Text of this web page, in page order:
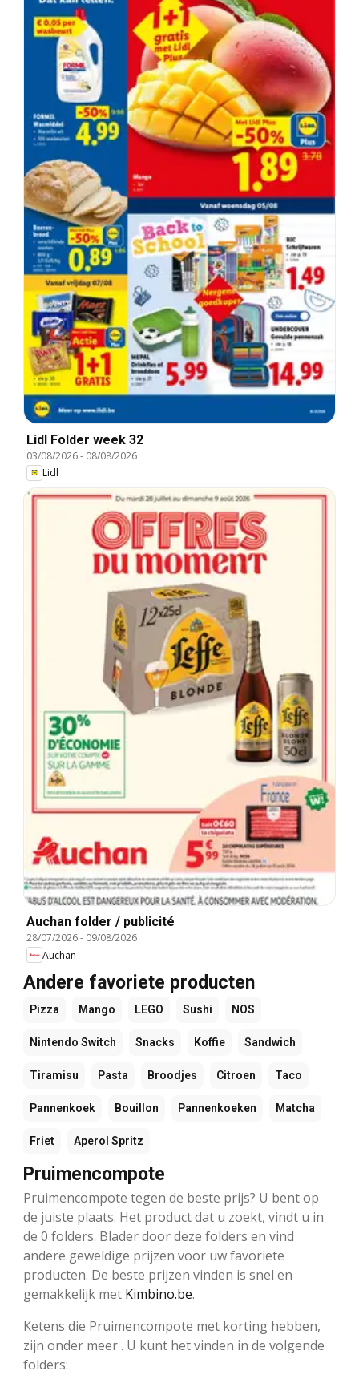
Lidl Folder week 32
03/08/2026- 08/08/2026
Lidl
Auchan folder / publicité
28/07/2026- 09/08/2026
Auchan
Andere favoriete producten
Pizza Mango LEGO Sushi NOS
Nintendo Switch Snacks Koffie Sandwich
Tiramisu Pasta Broodjes Citroen Taco
Pannenkoek Bouillon Pannenkoeken Matcha
Friet Aperol Spritz
Pruimencompote
Pruimencompote tegen de beste prijs? U bent op
de juiste plaats. Het product dat u zoekt, vindt u in
de 0 folders. Blader door deze folders en vind
andere geweldige prijzen voor uw favoriete
producten. De beste prijzen vinden is snel en
gemakkelijk met Kimbino.be.
Ketens die Pruimencompote met korting hebben,
zijn onder meer . U kunt het vinden in de volgende
folders: